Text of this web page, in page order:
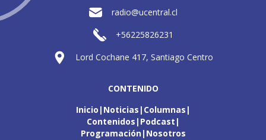
radio@ucentral.cl
+56225826231
Lord Cochane 417, Santiago Centro
CONTENIDO
Inicio Noticias Columnas
Contenidos Podcast
Programación Nosotros